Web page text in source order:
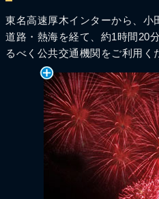
東名高速厚木インターから、
道路・熱海を経て、約1時間20
るべく公共交通機関をご利用く